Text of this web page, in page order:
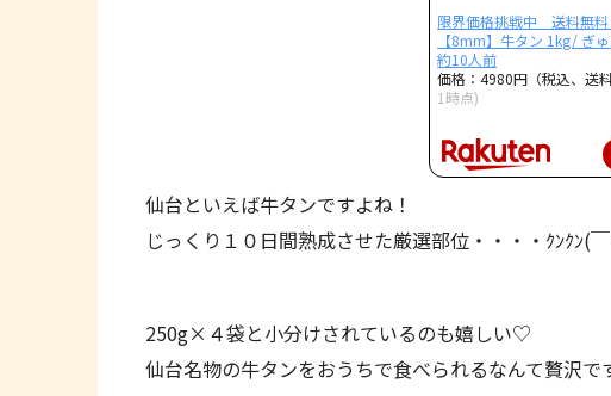
限界価格挑戦中 送料無料
【8mm】牛タン 1kg/ ぎ
約10人前
価格：4980円（税込、送
1時点)
仙台といえば牛タンですよね！
じっくり１０日間熟成させた厳選部位・・・・ｸﾝｸﾝ(
250g×４袋と小分けされているのも嬉しい♡
仙台名物の牛タンをおうちで食べられるなんて贅沢で